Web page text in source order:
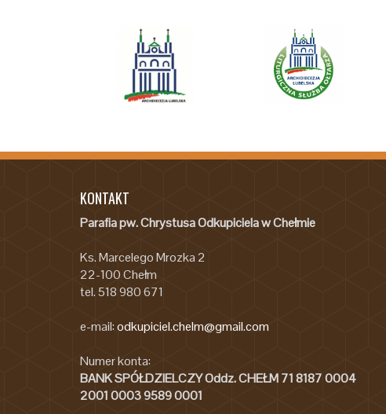
KONTAKT
Parafia pw. Chrystusa Odkupiciela w Chełmie
Ks. Marcelego Mrozka 2
22-100 Chełm
tel. 518 980 671
e-mail:odkupiciel.chelm@gmail.com
Numer konta:
BANK SPÓŁDZIELCZY Oddz. CHEŁM 71 8187 0004
2001 0003 9589 0001